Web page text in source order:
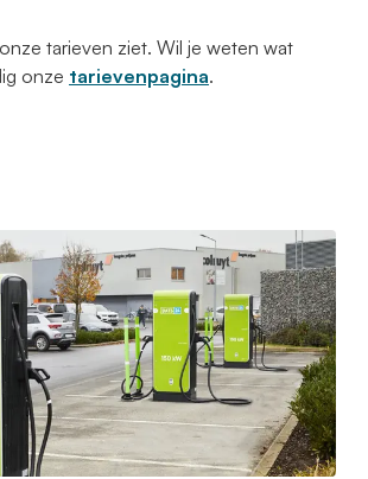
tarieven ziet. Wil je weten wat
onze tarievenpagina.